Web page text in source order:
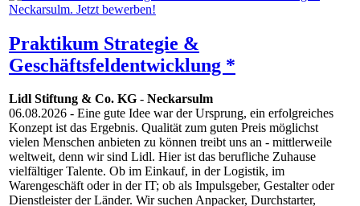
Praktikum Strategie &
Geschäftsfeldentwicklung *
Lidl Stiftung & Co. KG - Neckarsulm
06.08.2026 - Eine gute Idee war der Ursprung, ein erfolgreiches
Konzept ist das Ergebnis. Qualität zum guten Preis möglichst
vielen Menschen anbieten zu können treibt uns an - mittlerweile
weltweit, denn wir sind Lidl. Hier ist das berufliche Zuhause
vielfältiger Talente. Ob im Einkauf, in der Logistik, im
Warengeschäft oder in der IT; ob als Impulsgeber, Gestalter oder
Dienstleister der Länder. Wir suchen Anpacker, Durchstarter,